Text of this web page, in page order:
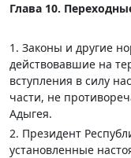
Глава 10.
1. Законы и другие
действовавшие на
вступления в силу
части, не
Адыгея.
2. Президент
установленные